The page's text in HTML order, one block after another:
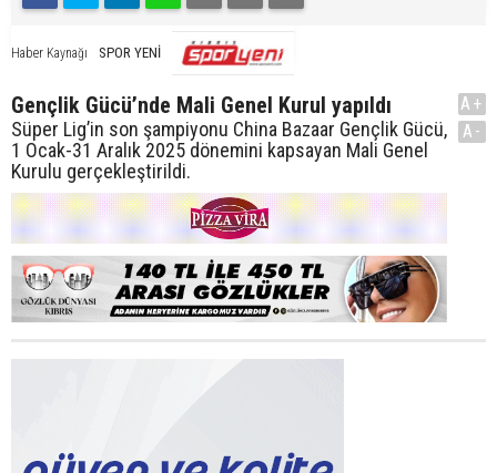
Haber Kaynağı SPOR YENİ
Gençlik Gücü’nde Mali Genel Kurul yapıldı
Süper Lig’in son şampiyonu China Bazaar Gençlik Gücü,
1 Ocak-31 Aralık 2025 dönemini kapsayan Mali Genel
Kurulu gerçekleştirildi.
A+
A-